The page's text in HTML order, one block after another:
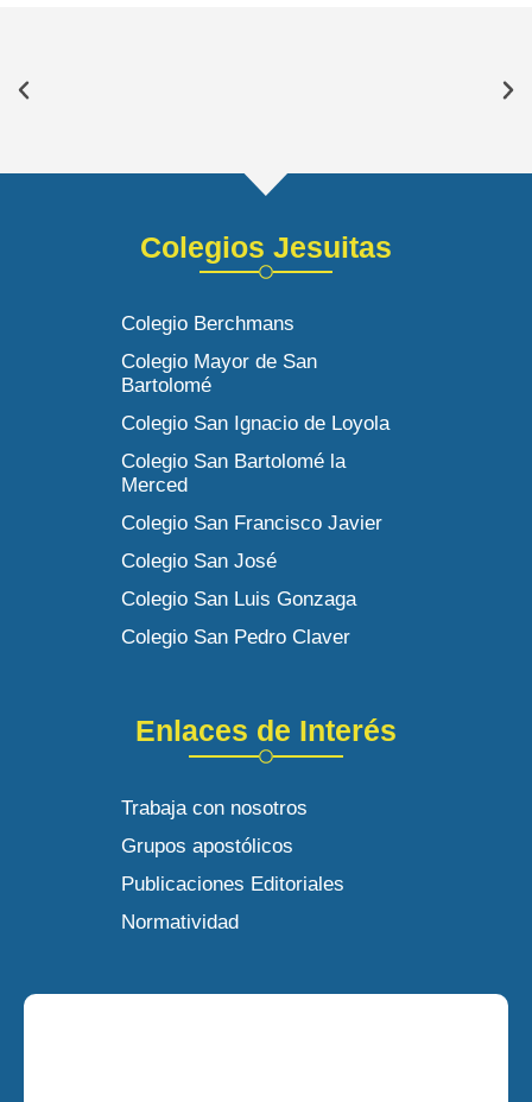
Colegios Jesuitas
Colegio Berchmans
Colegio Mayor de San
Bartolomé
Colegio San Ignacio de Loyola
Colegio San Bartolomé la
Merced
Colegio San Francisco Javier
Colegio San José
Colegio San Luis Gonzaga
Colegio San Pedro Claver
Enlaces de Interés
Trabaja con nosotros
Grupos apostólicos
Publicaciones Editoriales
Normatividad